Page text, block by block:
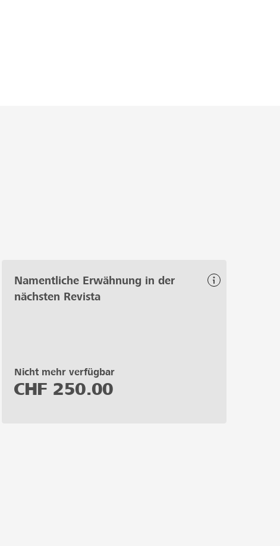
und Bewilligungen.
Namentliche Erwähnung in der
nächsten Revista
Nicht mehr verfügbar
CHF 250.00